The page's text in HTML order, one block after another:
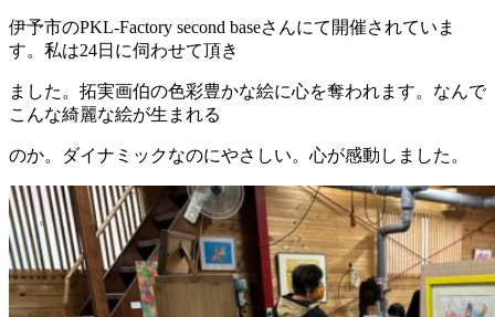
伊予市のPKL-Factory second baseさんにて開催されていま
す。私は24日に伺わせて頂き
ました。拓実画伯の色彩豊かな絵に心を奪われます。なんで
こんな綺麗な絵が生まれる
のか。ダイナミックなのにやさしい。心が感動しました。